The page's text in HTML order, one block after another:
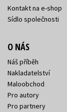
Kontakt na e-shop
Sídlo společnosti
O NÁS
Náš příběh
Nakladatelství
Maloobchod
Pro autory
Pro partnery